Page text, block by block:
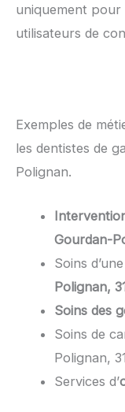
uniquement pour
utilisateurs de
Exemples de
les dentistes de
Polignan.
Gourdan-
Soins d’une
Polignan,
Soins des
Soins de
Polignan,
Services d’